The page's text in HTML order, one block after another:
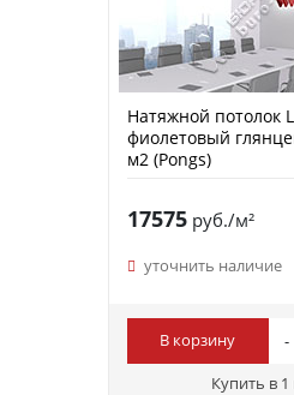
Натяжной потолок
фиолетовый
м2 (Pongs)
17575руб./м²
уточнить наличие
В корзину
Купить в 1